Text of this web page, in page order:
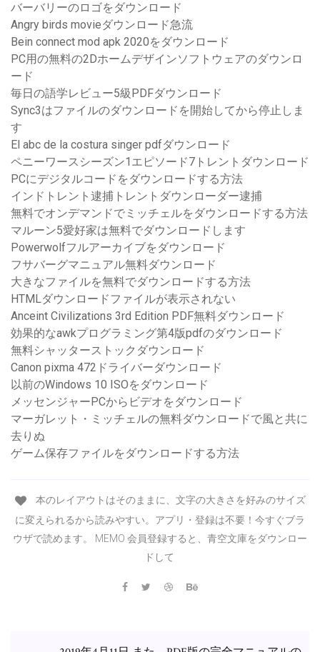
バーバリーのロゴをダウンロード
Angry birds movieダウンロード急流
Bein connect mod apk 2020をダウンロード
PC用の無料の2Dホームデザインソフトウェアのダウンロ
ード
毎日の語学レビュー5級PDFダウンロード
Sync3はファイルのダウンロードを開始してから停止しま
す
El abc de la costura singer pdfダウンロード
ペニーワースシーズン1エピソード7トレントダウンロード
PCにデジタルコードをダウンロードする方法
インドトレント逮捕トレントダウンローダー逮捕
無料でオンデマンドでミッチェルをダウンロードする方法
マルーン5愛好家は無料でダウンロードします
Powerwolfフルアーカイブをダウンロード
フサバーグマニュアル無料ダウンロード
大きなファイルを無料でダウンロードする方法
HTMLダウンロードファイルが表示されない
Anceint Civilizations 3rd Edition PDF無料ダウンロード
効果的なawkプログラミング第4版pdfのダウンロード
無料シャッターストックダウンロード
Canon pixma 472ドライバーダウンロード
以前のWindows 10 ISOをダウンロード
メッセンジャーPCからビデオをダウンロード
マーガレット・ミッチェルの無料ダウンロードで風と共に
去りぬ
ゲーム保存ファイルをダウンロードする方法
本のレイアウトはそのままに、文字の大きさを好みのサイズ
に変えられるから読みやすい。アプリ・登録は不要！今すぐブラ
ウザで読めます。 MEMO 会員登録すると、青空文庫をダウンロー
ドして